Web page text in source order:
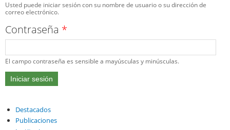
Usted puede iniciar sesión con su nombre de usuario o su dirección de
correo electrónico.
Contraseña *
El campo contraseña es sensible a mayúsculas y minúsculas.
Destacados
Publicaciones